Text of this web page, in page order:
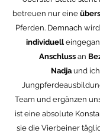
betreuen nur eine
Pferden. Demnach
individuell
Anschluss an
Nadja und
Team und ergänzen
ist eine absolute
sie die Vierbeiner